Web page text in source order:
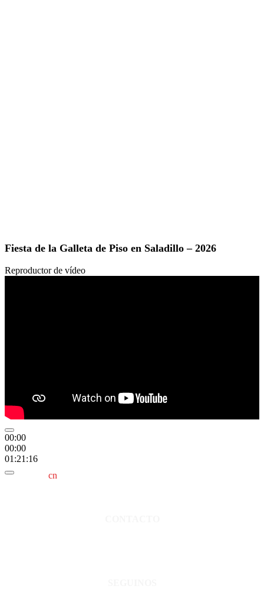
Fiesta de la Galleta de Piso en Saladillo – 2026
Reproductor de vídeo
00:00
00:00
01:21:16
cn